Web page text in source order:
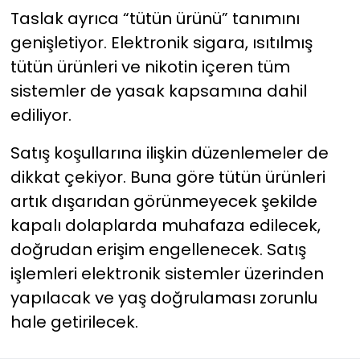
Taslak ayrıca “tütün ürünü” tanımını
genişletiyor. Elektronik sigara, ısıtılmış
tütün ürünleri ve nikotin içeren tüm
sistemler de yasak kapsamına dahil
ediliyor.
Satış koşullarına ilişkin düzenlemeler de
dikkat çekiyor. Buna göre tütün ürünleri
artık dışarıdan görünmeyecek şekilde
kapalı dolaplarda muhafaza edilecek,
doğrudan erişim engellenecek. Satış
işlemleri elektronik sistemler üzerinden
yapılacak ve yaş doğrulaması zorunlu
hale getirilecek.